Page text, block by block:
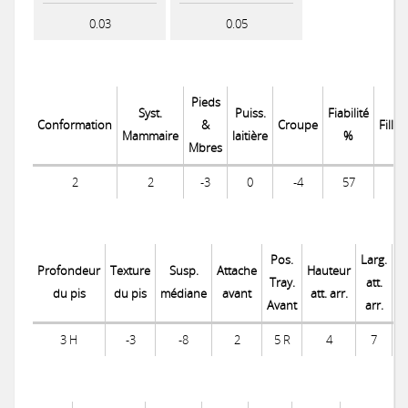
0.03 0.05
Conformation
Syst.
Mammaire
Pieds
&
Mbres
Puiss.
laitière
Croupe
Fiabilité
%
Filles
2 2 -3 0 -4 57
Profondeur
du pis
Texture
du pis
Susp.
médiane
Attache
avant
Pos.
Tray.
Avant
Hauteur
att. arr.
Larg.
att.
arr.
3 H -3 -8 2 5 R 4 7